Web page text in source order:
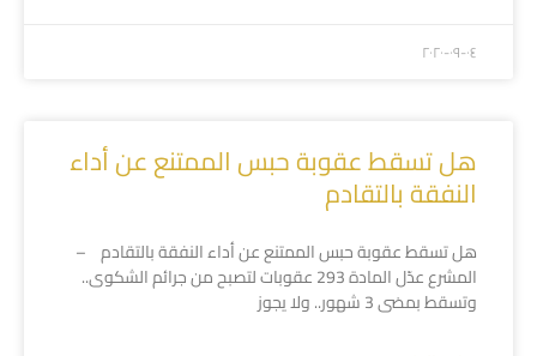
۲۰۲۰-۰۹-۰٤
هل تسقط عقوبة حبس الممتنع عن أداء
النفقة بالتقادم
هل تسقط عقوبة حبس الممتنع عن أداء النفقة بالتقادم –
المشرع عدّل المادة 293 عقوبات لتصبح من جرائم الشكوى..
وتسقط بمضى 3 شهور.. ولا يجوز